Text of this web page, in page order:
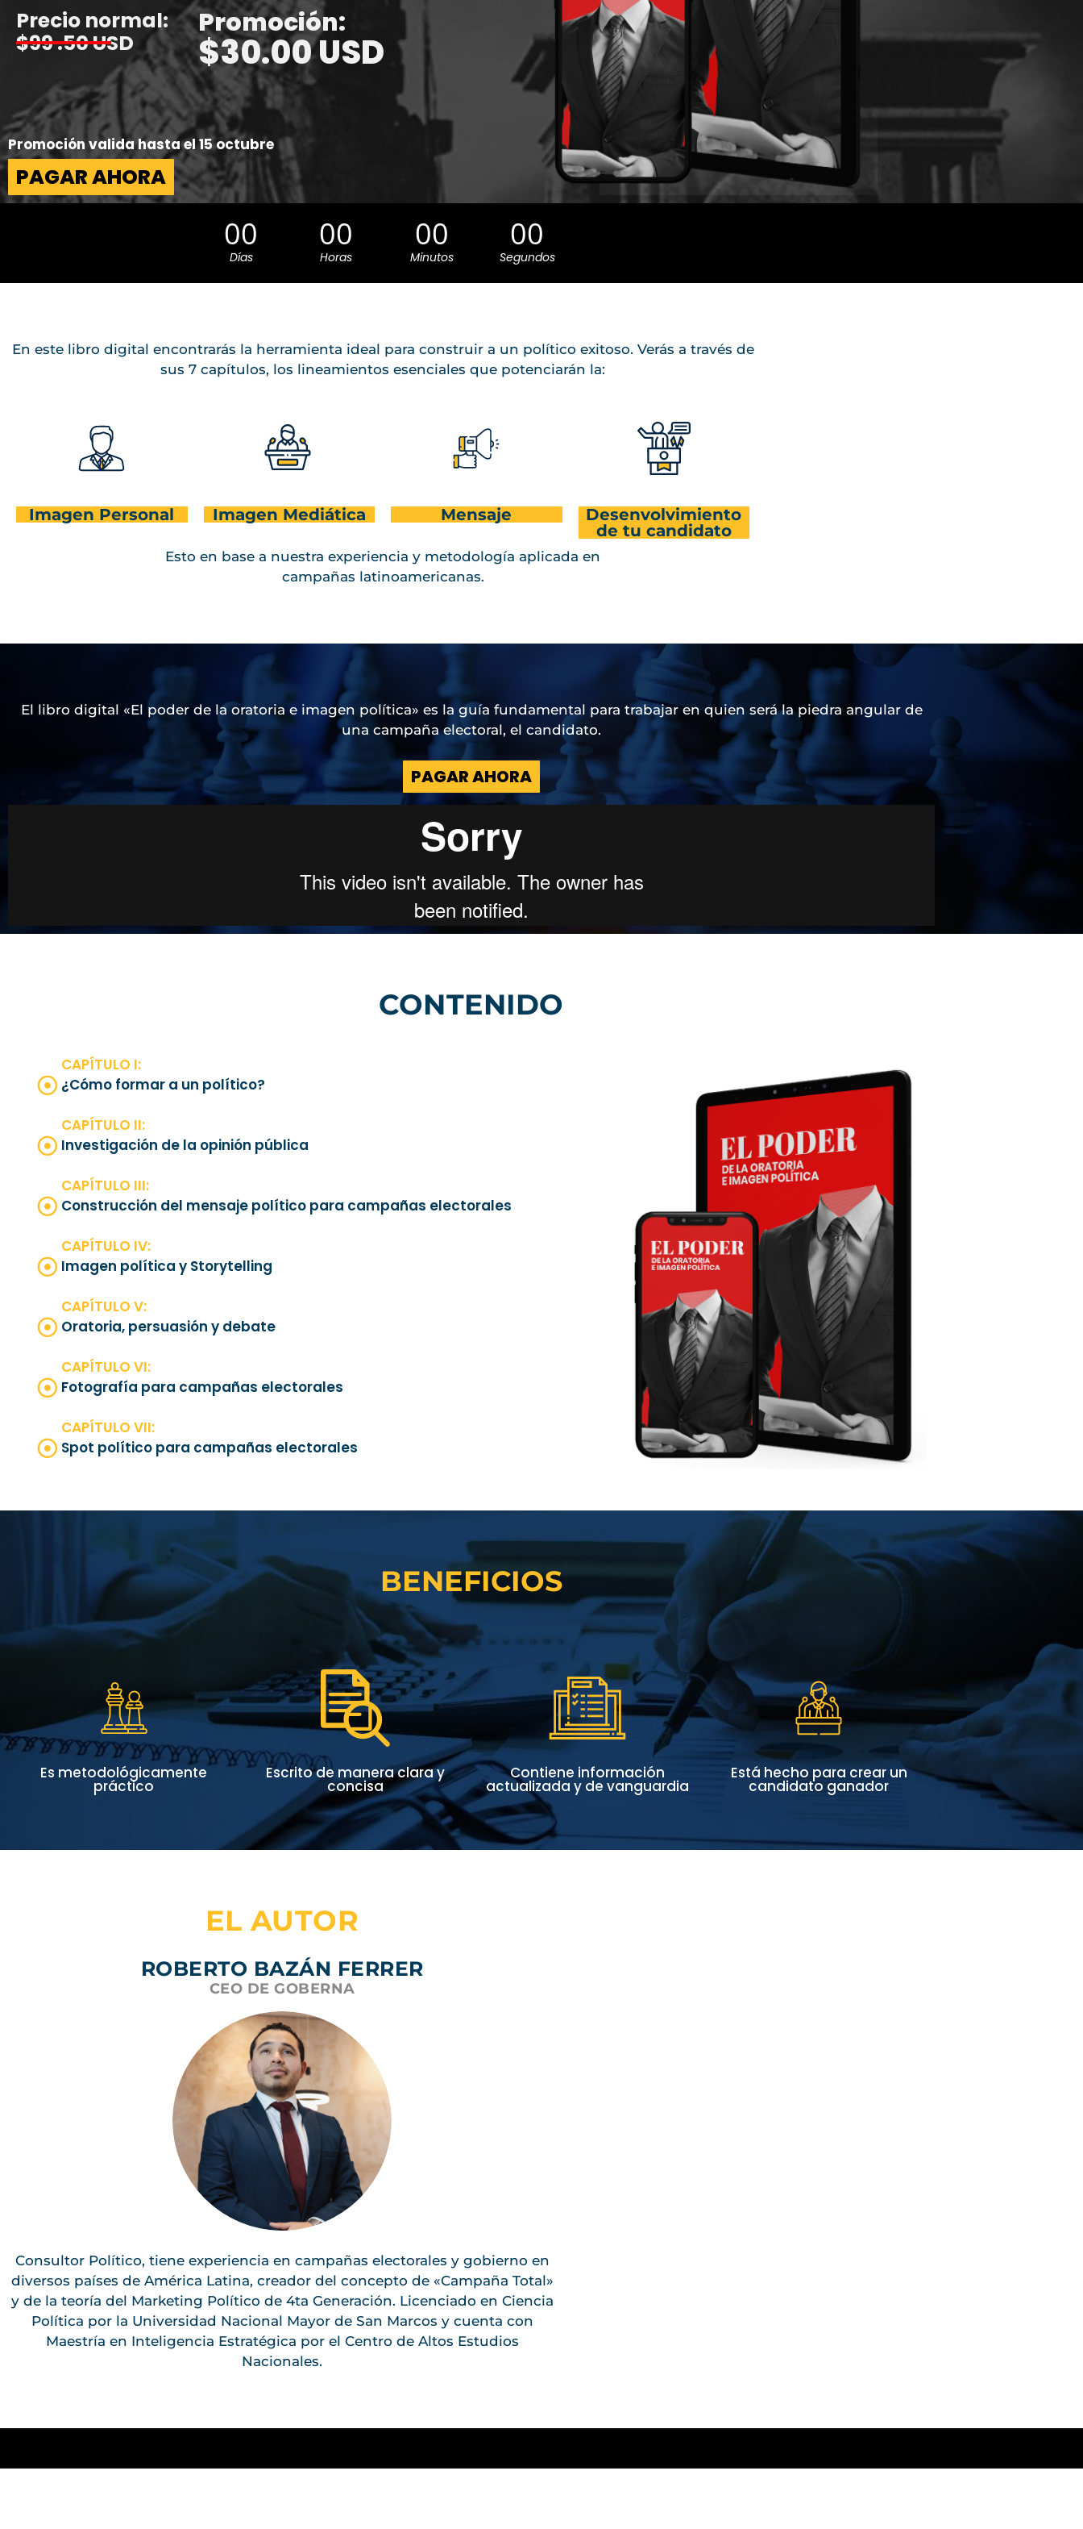
Precio normal:
$99 .50 USD
Promoción:
$30.00 USD
Promoción valida hasta el 15 octubre
PAGAR AHORA
00
Días
00
Horas
00
Minutos
00
Segundos
En este libro digital encontrarás la herramienta ideal para construir a un político exitoso. Verás a través de
sus 7 capítulos, los lineamientos esenciales que potenciarán la:
Imagen personal Imagen Mediática Desenvolvimiento
de tu candidato.
Mensaje
Imagen Personal Imagen personal Imagen Mediática Mensaje
Imagen Mediática Imagen personal Imagen Mediática
Mensaje Imagen personal
Desenvolvimiento
de tu candidato
Esto en base a nuestra experiencia y metodología aplicada en
campañas latinoamericanas.
El libro digital «El poder de la oratoria e imagen política» es la guía fundamental para trabajar en quien será la piedra angular de
una campaña electoral, el candidato.
PAGAR AHORA
CONTENIDO
CAPÍTULO I:
¿Cómo formar a un político?
CAPÍTULO II:
Investigación de la opinión pública
CAPÍTULO III:
Construcción del mensaje político para campañas electorales
CAPÍTULO IV:
Imagen política y Storytelling
CAPÍTULO V:
Oratoria, persuasión y debate
CAPÍTULO VI:
Fotografía para campañas electorales
CAPÍTULO VII:
Spot político para campañas electorales
BENEFICIOS
Es metodológicamente
práctico
Escrito de manera clara y
concisa
Desenvolvimiento
de tu candidato.
Contiene información
actualizada y de vanguardia
Imagen Mediática Desenvolvimiento
de tu candidato.
Mensaje
Está hecho para crear un
candidato ganador
EL AUTOR
ROBERTO BAZÁN FERRER
CEO DE GOBERNA
Consultor Político, tiene experiencia en campañas electorales y gobierno en
diversos países de América Latina, creador del concepto de «Campaña Total»
y de la teoría del Marketing Político de 4ta Generación. Licenciado en Ciencia
Política por la Universidad Nacional Mayor de San Marcos y cuenta con
Maestría en Inteligencia Estratégica por el Centro de Altos Estudios
Nacionales.